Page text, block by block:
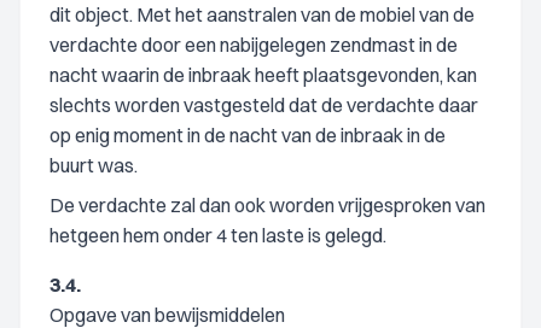
dit object. Met het aanstralen van de mobiel van de
verdachte door een nabijgelegen zendmast in de
nacht waarin de inbraak heeft plaatsgevonden, kan
slechts worden vastgesteld dat de verdachte daar
op enig moment in de nacht van de inbraak in de
buurt was.
De verdachte zal dan ook worden vrijgesproken van
hetgeen hem onder 4 ten laste is gelegd.
3.4.
Opgave van bewijsmiddelen